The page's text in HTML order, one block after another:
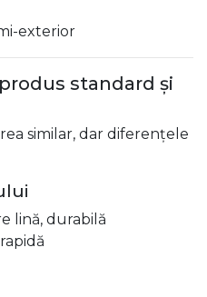
exterior
standard și
similar, dar diferențele
lină, durabilă